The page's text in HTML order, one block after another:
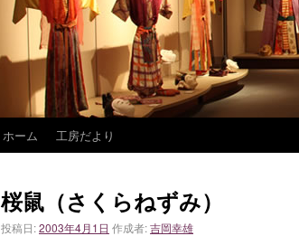
ホーム 工房だより
桜鼠（さくらねずみ）
投稿日:2003年4月1日 作成者:吉岡幸雄